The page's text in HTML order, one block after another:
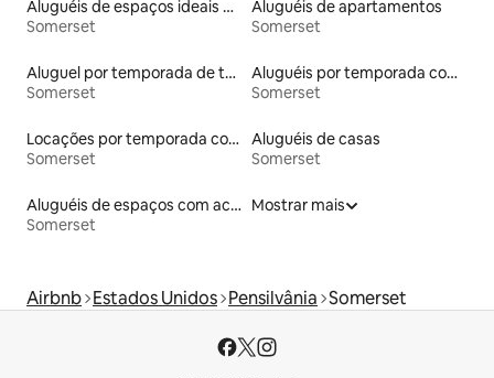
Aluguéis de espaços ideais para famílias
Somerset
Aluguéis de apartamentos
Somerset
Aluguel por temporada de townhouses
Somerset
Aluguéis por temporada com caiaque
Somerset
Locações por temporada com piscina
Somerset
Aluguéis de casas
Somerset
Aluguéis de espaços com acesso direto a pistas de esqui
Somerset
Mostrar mais
Airbnb Estados Unidos Pensilvânia Somerset